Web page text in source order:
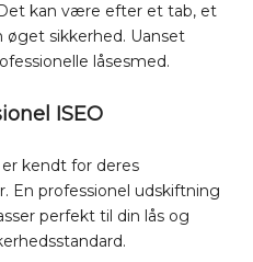
kan være efter et tab, et
øget sikkerhed. Uanset
låsesmed.
ISEO
er kendt for deres
En professionel udskiftning
perfekt til din lås og